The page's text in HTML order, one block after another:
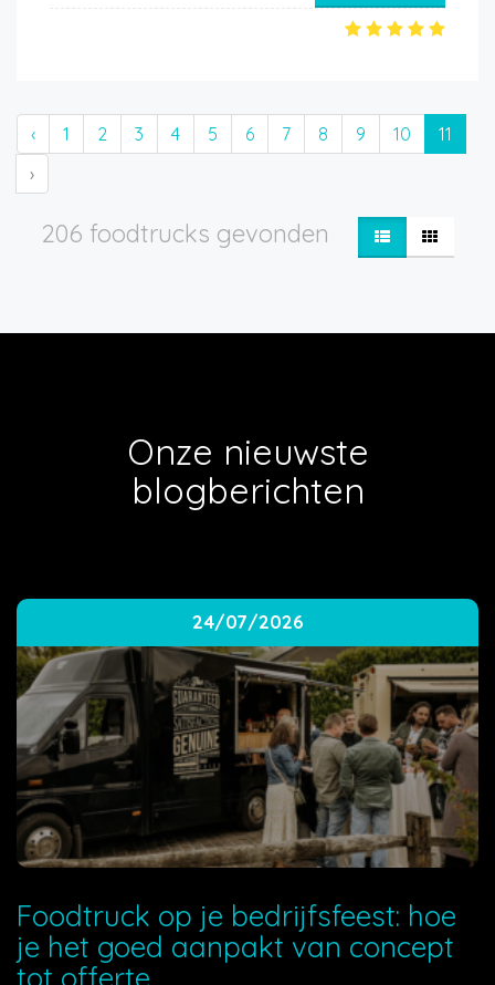
‹ 1 2 3 4 5 6 7 8 9 10
11
›
206 foodtrucks gevonden
Onze nieuwste
blogberichten
24/07/2026
Foodtruck op je bedrijfsfeest: hoe
je het goed aanpakt van concept